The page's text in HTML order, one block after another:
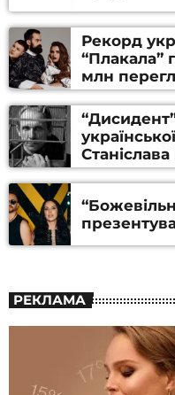
Рекорд
“Плакала”
млн
РЕКЛАМА